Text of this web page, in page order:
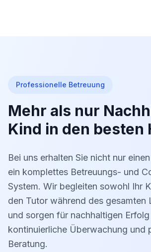
Professionelle Betreuung
Mehr als nur
Kind in den besten
Bei uns erhalten Sie nicht nur
ein komplettes Betreuungs- und
System. Wir begleiten sowohl Ihr
den Tutor während des gesamten
und sorgen für nachhaltigen
kontinuierliche Überwachung und
Beratung.